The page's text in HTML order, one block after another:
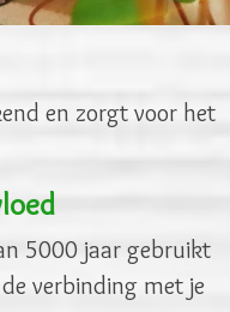
en zorgt voor het
5000 jaar gebruikt
verbinding met je